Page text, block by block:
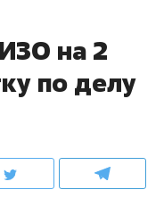
на 2
по делу